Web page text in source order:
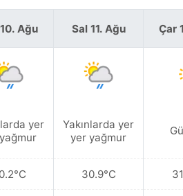
Ağu
yer
Sal 11. Ağu
Yakınlarda yer
yer yağmur
30.9°C
Çar